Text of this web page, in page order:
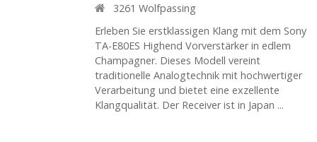
3261 Wolfpassing
Erleben Sie erstklassigen Klang mit dem Sony
TA-E80ES Highend Vorverstärker in edlem
Champagner. Dieses Modell vereint
traditionelle Analogtechnik mit hochwertiger
Verarbeitung und bietet eine exzellente
Klangqualität. Der Receiver ist in Japan ...